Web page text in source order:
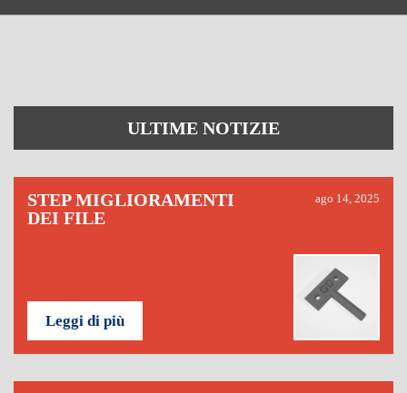
ULTIME NOTIZIE
STEP MIGLIORAMENTI
DEI FILE
ago 14, 2025
Leggi di più